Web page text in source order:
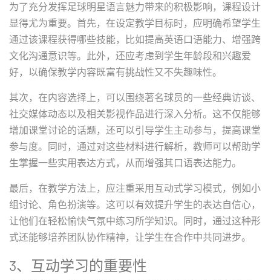
为了充分发挥足球明星语言魅力带来的积极影响，课程设计
显得尤为重要。首先，在设定教学目标时，应明确希望学生
通过该课程获得哪些技能，比如提高英语口语能力、增强跨
文化沟通意识等。此外，还应考虑到学生年龄段和兴趣爱
好，以确保教学内容既富有挑战性又不失趣味性。
其次，在内容选择上，可以围绕著名球员的一些经典访谈、
社交媒体动态以及相关影视作品进行深入分析。这不仅能够
增加课堂讨论的话题，还可以引导学生主动参与，提高课堂
参与度。同时，通过对这些材料进行解析，教师可以帮助学
生掌握一些实用表达方式，从而增强其口语表达能力。
最后，在教学方法上，应注重采用互动式学习模式，例如小
组讨论、角色扮演等。这可以有效提升学生的表达自信心，
让他们在轻松愉快气氛中练习所学知识。同时，通过这种形
式还能够培养团队协作精神，让学生在合作中共同进步。
3、互动学习的重要性